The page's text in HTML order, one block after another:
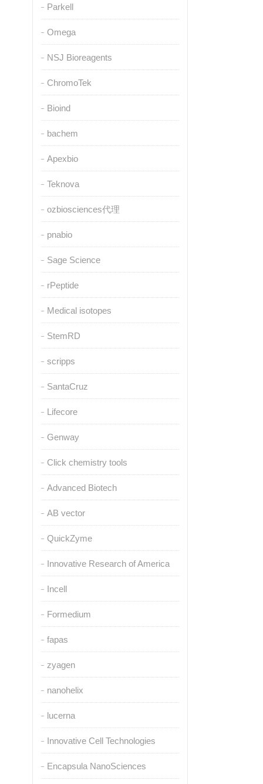
Parkell
Omega
NSJ Bioreagents
ChromoTek
Bioind
bachem
Apexbio
Teknova
ozbiosciences代理
pnabio
Sage Science
rPeptide
Medical isotopes
StemRD
scripps
SantaCruz
Lifecore
Genway
Click chemistry tools
Advanced Biotech
AB vector
QuickZyme
Innovative Research of America
Incell
Formedium
fapas
zyagen
nanohelix
lucerna
Innovative Cell Technologies
Encapsula NanoSciences